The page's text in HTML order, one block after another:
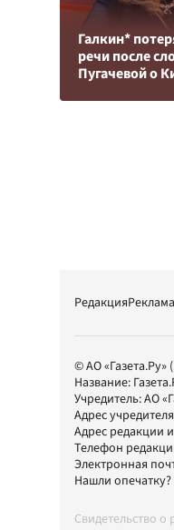
Галкин*
речи после
Пугачевой о
РедакцияРеклама
© АО «Газета.Ру»
Название:
Учредитель:АО
Адрес
Адрес редакции
Телефон
Электронная
Нашли
Свидетельство